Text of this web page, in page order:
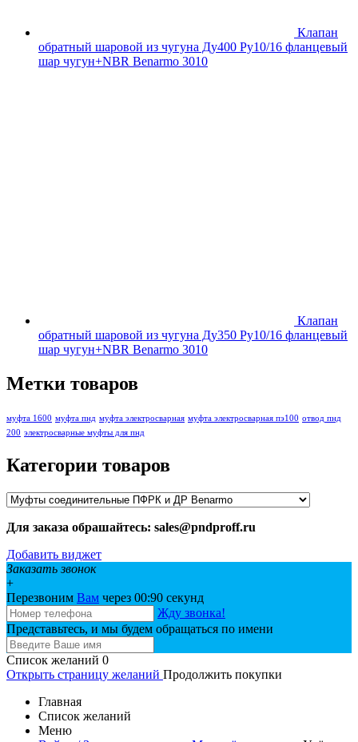
Клапан
обратный шаровой из чугуна Ду400 Ру10/16 фланцевый
шар чугун+NBR Benarmo 3010
Клапан
обратный шаровой из чугуна Ду350 Ру10/16 фланцевый
шар чугун+NBR Benarmo 3010
Метки товаров
муфта 1600 муфта пнд муфта электросварная муфта электросварная пэ100 отвод пнд
200 электросварные муфты для пнд
Категории товаров
Для заказа обрашайтесь: sales@pndproff.ru
Добавить виджет
Заказать звонок
+
Перезвоним Вам через 00:90 секунд
Жду звонка!
Представьтесь, и мы будем обращаться по имени
Список желаний 0
Открыть страницу желаний Продолжить покупки
Главная
Список желаний
Меню